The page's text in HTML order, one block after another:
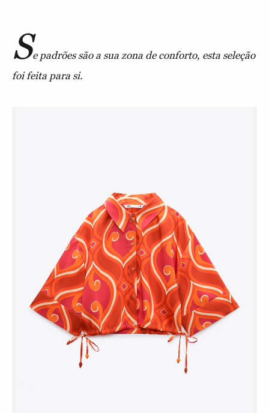
Se padrões são a sua zona de conforto, esta seleção
foi feita para si.